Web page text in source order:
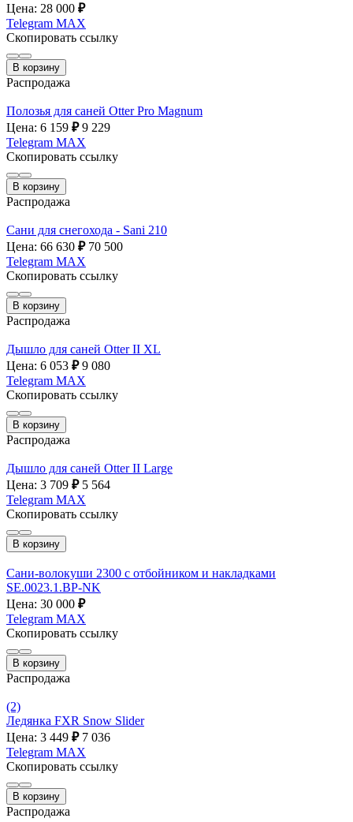
Цена: 28 000 ₽
Telegram MAX
Скопировать ссылку
В корзину
Распродажа
Полозья для саней Otter Pro Magnum
Цена: 6 159 ₽ 9 229
Telegram MAX
Скопировать ссылку
В корзину
Распродажа
Сани для снегохода - Sani 210
Цена: 66 630 ₽ 70 500
Telegram MAX
Скопировать ссылку
В корзину
Распродажа
Дышло для саней Otter II XL
Цена: 6 053 ₽ 9 080
Telegram MAX
Скопировать ссылку
В корзину
Распродажа
Дышло для саней Otter II Large
Цена: 3 709 ₽ 5 564
Telegram MAX
Скопировать ссылку
В корзину
Сани-волокуши 2300 с отбойником и накладками
SE.0023.1.BP-NK
Цена: 30 000 ₽
Telegram MAX
Скопировать ссылку
В корзину
Распродажа
(2)
Ледянка FXR Snow Slider
Цена: 3 449 ₽ 7 036
Telegram MAX
Скопировать ссылку
В корзину
Распродажа